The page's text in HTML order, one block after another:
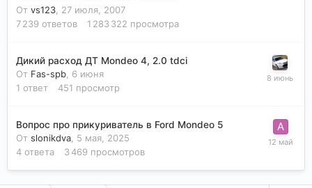
От vs123 27 июля, 2007
7 239 ответов 1 283 322 просмотра
Дикий расход ДТ Mondeo 4, 2.0 tdci
От Fas-spb 6 июня
1 ответ 451 просмотр
Вопрос про прикуриватель в Ford Mondeo 5
От slonikdva 5 мая, 2025
4 ответа 3 469 просмотров